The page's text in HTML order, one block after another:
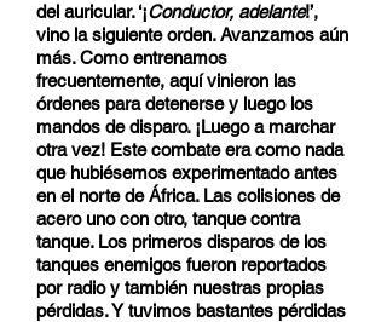
del auricular. ‘¡Conductor, adelante!’,
vino la siguiente orden. Avanzamos aún
más. Como entrenamos
frecuentemente, aquí vinieron las
órdenes para detenerse y luego los
mandos de disparo. ¡Luego a marchar
otra vez! Este combate era como nada
que hubiésemos experimentado antes
en el norte de África. Las colisiones de
acero uno con otro, tanque contra
tanque. Los primeros disparos de los
tanques enemigos fueron reportados
por radio y también nuestras propias
pérdidas. Y tuvimos bastantes pérdidas